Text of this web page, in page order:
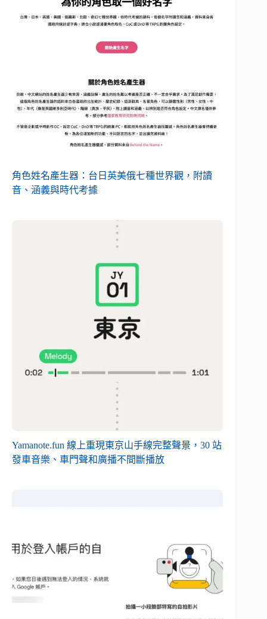
角色姓名產生器：台日英美俄七種世界觀，附讀
音、涵義與時代考據
Yamanote.fun 線上重現東京山手線完整聲景，30 站
發車音樂、車門聲和廣播不間斷播放